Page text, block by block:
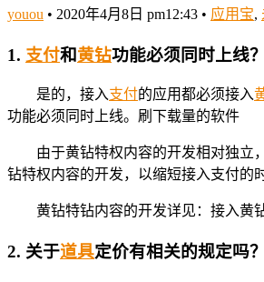
youou • 2020年4月8日 pm12:43 • 应用宝,
1. 支付和黄钻功能必须同时上线？
是的，接入支付的应用都必须接入
功能必须同时上线。刷下载量的软件
由于黄钻特权内容的开发相对独立
钻特权内容的开发，以缩短接入支付的
黄钻特钻内容的开发详见：接入黄
2. 关于道具定价有相关的规定吗？